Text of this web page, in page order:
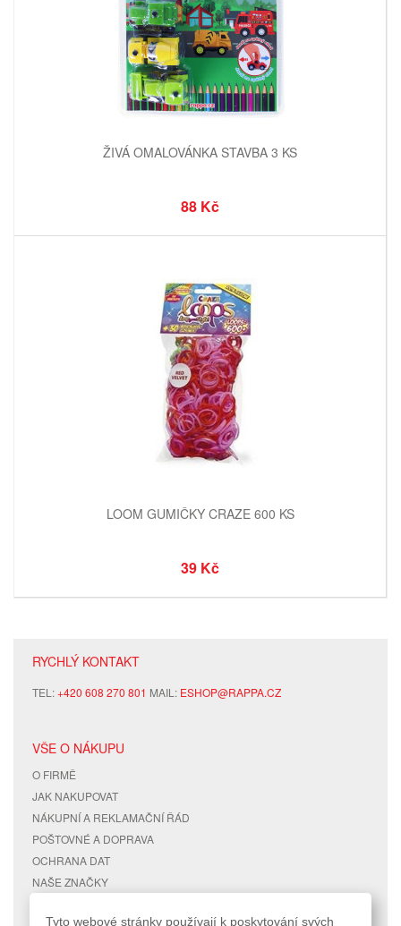
ŽIVÁ OMALOVÁNKA STAVBA 3 KS
88 Kč
LOOM GUMIČKY CRAZE 600 KS
39 Kč
RYCHLÝ KONTAKT
TEL:+420 608 270 801 MAIL: ESHOP@RAPPA.CZ
VŠE O NÁKUPU
O FIRMĚ
JAK NAKUPOVAT
NÁKUPNÍ A REKLAMAČNÍ ŘÁD
POŠTOVNÉ A DOPRAVA
OCHRANA DAT
NAŠE ZNAČKY
Tyto webové stránky používají k poskytování svých